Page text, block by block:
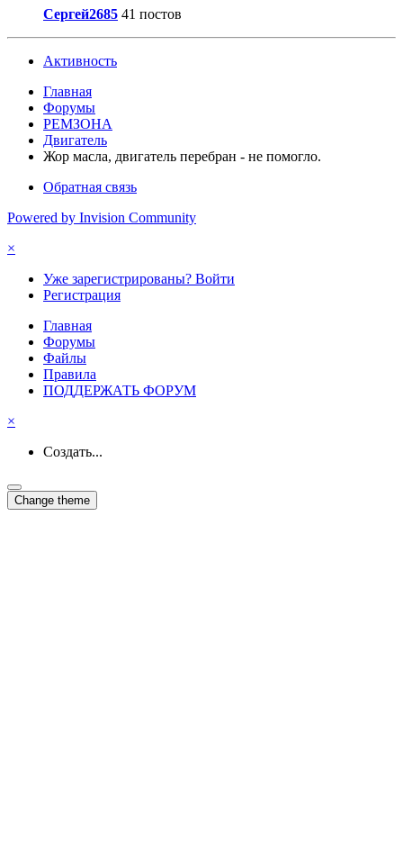
Сергей2685 41 постов
Активность
Главная
Форумы
РЕМЗОНА
Двигатель
Жор масла, двигатель перебран - не помогло.
Обратная связь
Powered by Invision Community
×
Уже зарегистрированы? Войти
Регистрация
Главная
Форумы
Файлы
Правила
ПОДДЕРЖАТЬ ФОРУМ
×
Создать...
Change theme